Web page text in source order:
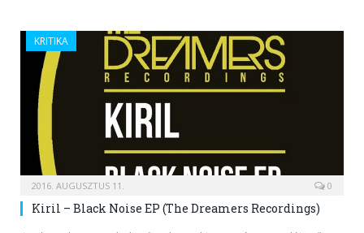
KRITIKA
2016. AUGUSZTUS 11. 0
Kiril – Black Noise EP (The Dreamers Recordings)